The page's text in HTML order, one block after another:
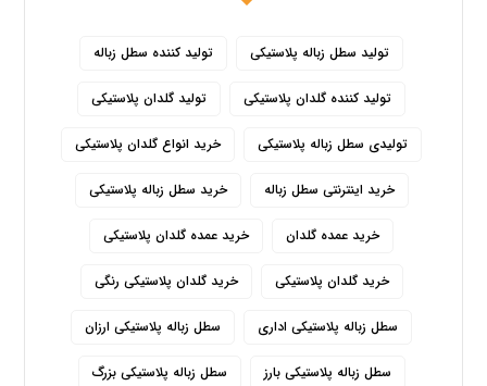
تولید سطل زباله پلاستیکی تولید کننده سطل زباله
تولید کننده گلدان پلاستیکی تولید گلدان پلاستیکی
تولیدی سطل زباله پلاستیکی خرید انواع گلدان پلاستیکی
خرید اینترنتی سطل زباله خرید سطل زباله پلاستیکی
خرید عمده گلدان خرید عمده گلدان پلاستیکی
خرید گلدان پلاستیکی خرید گلدان پلاستیکی رنگی
سطل زباله پلاستیکی اداری سطل زباله پلاستیکی ارزان
سطل زباله پلاستیکی بارز سطل زباله پلاستیکی بزرگ